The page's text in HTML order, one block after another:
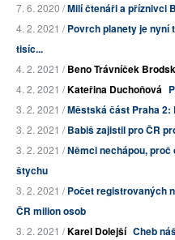
7. 6. 2020 /Milí čtenáři a příznivci
4. 2. 2021 /Povrch planety je nyní
tisíc...
4. 2. 2021 /Beno Trávníček
4. 2. 2021 /Kateřina Duchoňová
3. 2. 2021 /Městská část Praha 2:
3. 2. 2021 /Babiš zajistil pro ČR
3. 2. 2021 /Němci nechápou,
štychu
3. 2. 2021 /Počet registrovaných
ČR milion osob
3. 2. 2021 /Karel Dolejší Cheb